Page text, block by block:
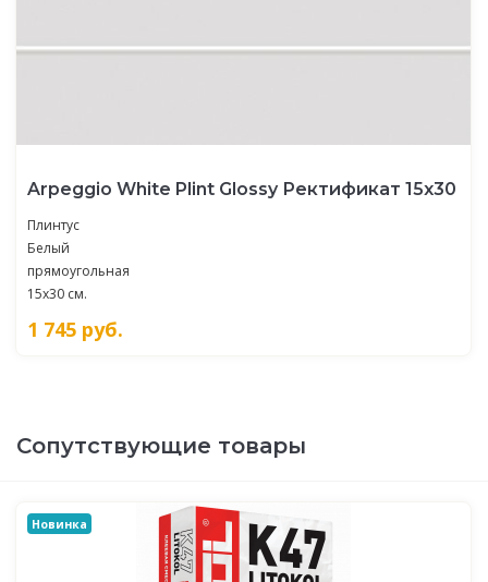
Arpeggio White Plint Glossy Ректификат 15x30
Плинтус
Белый
прямоугольная
15x30 см.
1 745 руб.
Сопутствующие товары
Новинка